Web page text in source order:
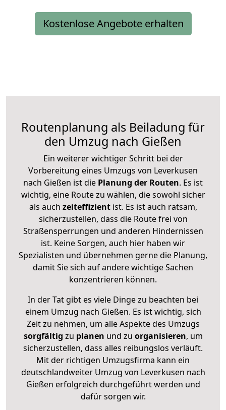
Kostenlose Angebote erhalten
Routenplanung als Beiladung für
den Umzug nach Gießen
Ein weiterer wichtiger Schritt bei der
Vorbereitung eines Umzugs von Leverkusen
nach Gießen ist die Planung der Routen. Es ist
wichtig, eine Route zu wählen, die sowohl sicher
als auch zeiteffizientist. Es ist auch ratsam,
sicherzustellen, dass die Route frei von
Straßensperrungen und anderen Hindernissen
ist. Keine Sorgen, auch hier haben wir
Spezialisten und übernehmen gerne die Planung,
damit Sie sich auf andere wichtige Sachen
konzentrieren können.
In der Tat gibt es viele Dinge zu beachten bei
einem Umzug nach Gießen. Es ist wichtig, sich
Zeit zu nehmen, um alle Aspekte des Umzugs
sorgfältig zu planen und zu organisieren, um
sicherzustellen, dass alles reibungslos verläuft.
Mit der richtigen Umzugsfirma kann ein
deutschlandweiter Umzug von Leverkusen nach
Gießen erfolgreich durchgeführt werden und
dafür sorgen wir.